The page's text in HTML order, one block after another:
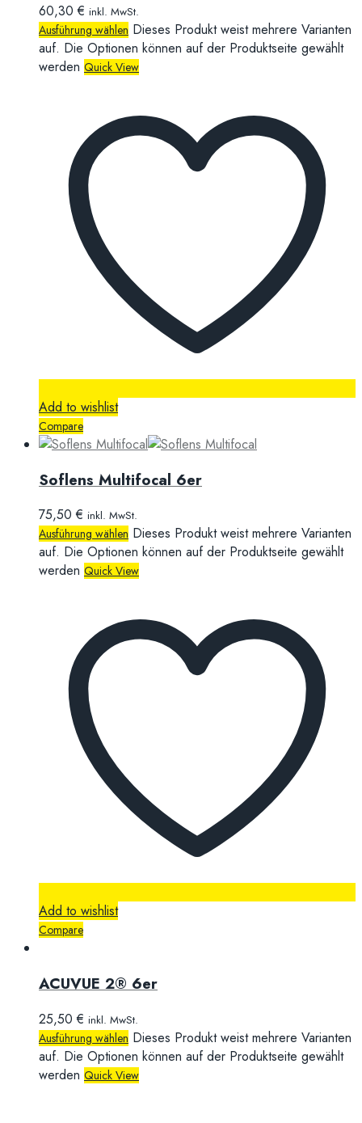
60,30€ inkl. MwSt.
Ausführung wählen Dieses Produkt weist mehrere Varianten
auf. Die Optionen können auf der Produktseite gewählt
werden Quick View
Add to wishlist
Compare
Soflens Multifocal 6er
75,50€ inkl. MwSt.
Ausführung wählen Dieses Produkt weist mehrere Varianten
auf. Die Optionen können auf der Produktseite gewählt
werden Quick View
Add to wishlist
Compare
ACUVUE 2® 6er
25,50€ inkl. MwSt.
Ausführung wählen Dieses Produkt weist mehrere Varianten
auf. Die Optionen können auf der Produktseite gewählt
werden Quick View